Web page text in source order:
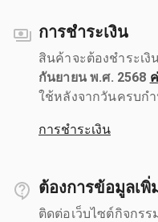
การชำระเงิน
สินค้าจะต้องชำระเ
กันยายน พ.ศ. 2568
ใช้หลังจากวันครบก
การชำระเงิน
ต้องการข้อมูลเพิ่
ติดต่อเว็บไซต์กิจกรร